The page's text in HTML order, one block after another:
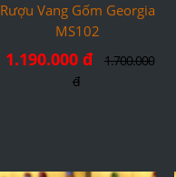
Rượu Vang Gốm Georgia
MS102
1.190.000 đ
1.700.000
đ